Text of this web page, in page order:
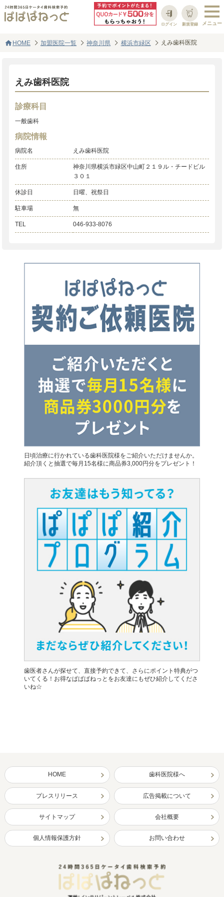
新規登録
ログイン
homeHOME 加盟医院一覧 神奈川県 横浜市緑区 えみ歯科医院
えみ歯科医院
診療科目
一般歯科
病院情報
病院名 えみ歯科医院
住所
神奈川県横浜市緑区中山町２１９ル・チードビル
３０１
休診日 日曜、祝祭日
駐車場 無
TEL 046-933-8076
日頃治療に行かれている歯科医院様をご紹介いただけませんか。
紹介頂くと抽選で毎月15名様に商品券3,000円分をプレゼント！
歯医者さんが探せて、直接予約できて、さらにポイント特典がつ
いてくる！お得なぱぱぱねっとをお友達にもぜひ紹介してくださ
いね☆
HOME 歯科医院様へ
プレスリリース 広告掲載について
サイトマップ 会社概要
個人情報保護方針 お問い合わせ